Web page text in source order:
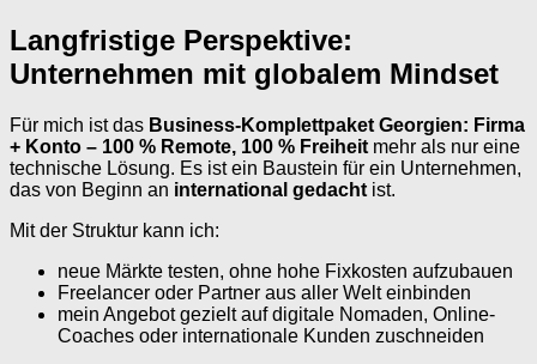
Langfristige Perspektive:
Unternehmen mit globalem Mindset
Für mich ist das Business-Komplettpaket Georgien: Firma
+ Konto – 100 % Remote, 100 % Freiheit mehr als nur eine
technische Lösung. Es ist ein Baustein für ein Unternehmen,
das von Beginn an international gedacht ist.
Mit der Struktur kann ich:
neue Märkte testen, ohne hohe Fixkosten aufzubauen
Freelancer oder Partner aus aller Welt einbinden
mein Angebot gezielt auf digitale Nomaden, Online-
Coaches oder internationale Kunden zuschneiden